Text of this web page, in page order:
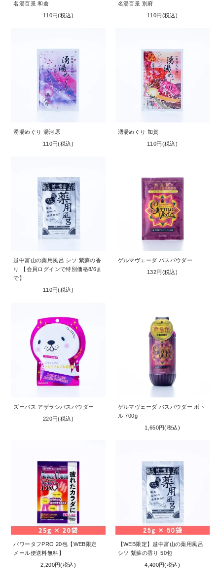
名湯百景 和倉
110円(税込)
名湯百景 別府
110円(税込)
湧湯めぐり 湯河原
110円(税込)
湧湯めぐり 加賀
110円(税込)
越中富山の薬用風呂 シソ 紫蘇の香
り 【会員ログインで特別価格8/6ま
で】
110円(税込)
ゲルマヴェーダ バスパウダー
132円(税込)
ズーバス アザラシバスパウダー
220円(税込)
ゲルマヴェーダ バスパウダー ボト
ル 700g
1,650円(税込)
パワータフPRO 20包【WEB限定
メール便送料無料】
2,200円(税込)
【WEB限定】越中富山の薬用風呂
シソ 紫蘇の香り 50包
4,400円(税込)